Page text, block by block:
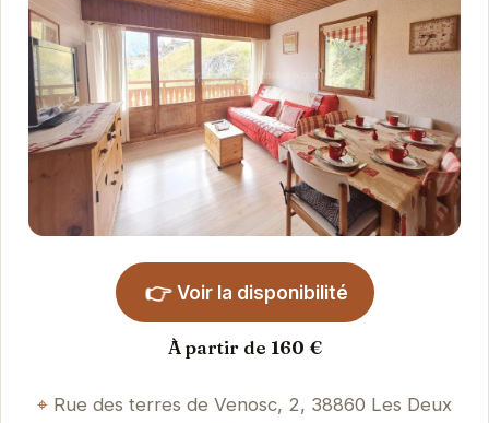
👉 Voir la disponibilité
À partir de 160 €
Rue des terres de Venosc, 2, 38860 Les Deux